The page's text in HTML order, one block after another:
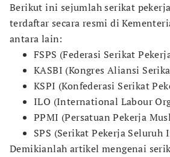
Berikut ini sejumlah serikat
terdaftar secara resmi di
antara lain:
FSPS (Federasi Serikat
KASBI (Kongres Aliansi
KSPI (Konfederasi Serikat
ILO (International Labour
PPMI (Persatuan Pekerja
SPS (Serikat Pekerja Seluruh
Demikianlah artikel mengenai